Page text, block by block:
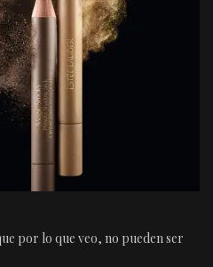
por lo que veo, no pueden ser